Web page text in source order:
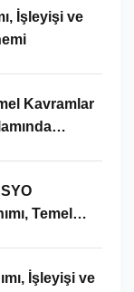
İşleyişi ve
Kavramlar
Temel
İşleyişi ve